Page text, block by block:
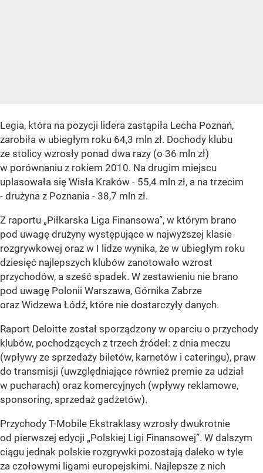
Legia, która na pozycji lidera zastąpiła Lecha Poznań,
zarobiła w ubiegłym roku 64,3 mln zł. Dochody klubu
ze stolicy wzrosły ponad dwa razy (o 36 mln zł)
w porównaniu z rokiem 2010. Na drugim miejscu
uplasowała się Wisła Kraków - 55,4 mln zł, a na trzecim
- drużyna z Poznania - 38,7 mln zł.
Z raportu „Piłkarska Liga Finansowa”, w którym brano
pod uwagę drużyny występujące w najwyższej klasie
rozgrywkowej oraz w I lidze wynika, że w ubiegłym roku
dziesięć najlepszych klubów zanotowało wzrost
przychodów, a sześć spadek. W zestawieniu nie brano
pod uwagę Polonii Warszawa, Górnika Zabrze
oraz Widzewa Łódź, które nie dostarczyły danych.
Raport Deloitte został sporządzony w oparciu o przychody
klubów, pochodzących z trzech źródeł: z dnia meczu
(wpływy ze sprzedaży biletów, karnetów i cateringu), praw
do transmisji (uwzględniające również premie za udział
w pucharach) oraz komercyjnych (wpływy reklamowe,
sponsoring, sprzedaż gadżetów).
Przychody T-Mobile Ekstraklasy wzrosły dwukrotnie
od pierwszej edycji „Polskiej Ligi Finansowej”. W dalszym
ciągu jednak polskie rozgrywki pozostają daleko w tyle
za czołowymi ligami europejskimi. Najlepsze z nich